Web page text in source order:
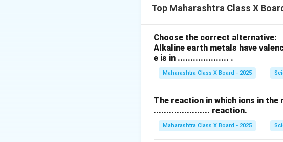
1. गुन्हे अन्वेषण (Forensic Science) -
4. वन्यजीव संरक्षण (Wildlife
Download Solution in PDF
Top Maharashtra Class X
Choose the correct alternative:
Alkaline earth metals have
e is in .................... .
Maharashtra Class X Board - 2025
The reaction in which ions in
...................... reaction.
Maharashtra Class X Board - 2025